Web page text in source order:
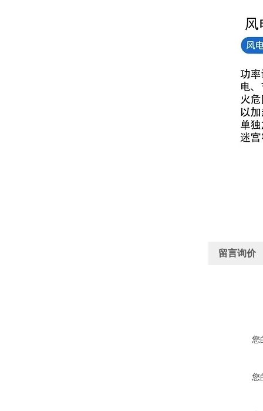
留言询价
您
您